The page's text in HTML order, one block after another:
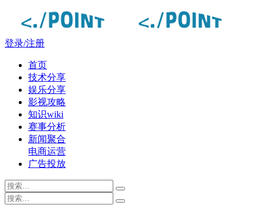
登录/注册
首页
技术分享
娱乐分享
影视攻略
知识wiki
赛事分析
新闻聚合
电商运营
广告投放